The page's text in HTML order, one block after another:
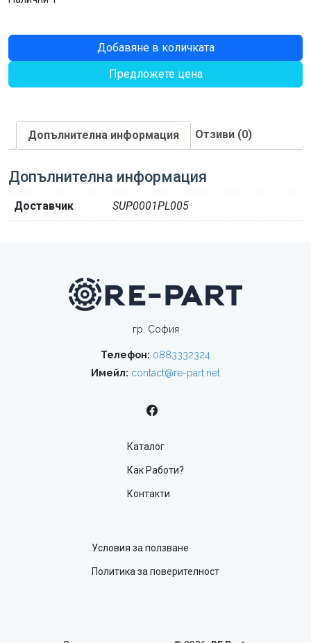
количество
за
0.61-
Добавяне в количката
Предложете цена
Допълнителна информация Отзиви (0)
Допълнителна информация
Доставчик SUP0001PL005
гр. София
Телефон: 0883332324
Имейл: contact@re-part.net
Каталог
Как Работи?
Контакти
Условия за ползване
Политика за поверителност